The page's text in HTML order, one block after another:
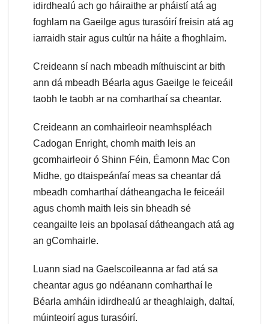
idirdhealú ach go háiraithe ar pháistí atá ag
foghlam na Gaeilge agus turasóirí freisin atá ag
iarraidh stair agus cultúr na háite a fhoghlaim.
Creideann sí nach mbeadh míthuiscint ar bith
ann dá mbeadh Béarla agus Gaeilge le feiceáil
taobh le taobh ar na comharthaí sa cheantar.
Creideann an comhairleoir neamhspléach
Cadogan Enright, chomh maith leis an
gcomhairleoir ó Shinn Féin, Éamonn Mac Con
Midhe, go dtaispeánfaí meas sa cheantar dá
mbeadh comharthaí dátheangacha le feiceáil
agus chomh maith leis sin bheadh sé
ceangailte leis an bpolasaí dátheangach atá ag
an gComhairle.
Luann siad na Gaelscoileanna ar fad atá sa
cheantar agus go ndéanann comharthaí le
Béarla amháin idirdhealú ar theaghlaigh, daltaí,
múinteoirí agus turasóirí.